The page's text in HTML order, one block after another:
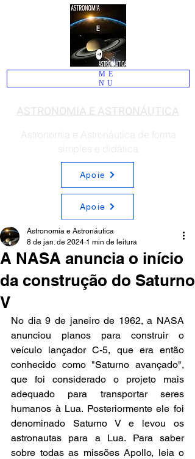
ASTRONOMIA E ASTRONÁUTICA
ME
NU
Astronomia e Astronáutica de forma
simples e didática
Apoie
Apoie
A NASA anuncia o início
da construção do Saturno
V
Astronomia e Astronáutica
8 de jan. de 2024 1 min de leitura
No dia 9 de janeiro de 1962, a NASA
anunciou planos para construir o
veículo lançador C-5, que era então
conhecido como "Saturno avançado",
que foi considerado o projeto mais
adequado para transportar seres
humanos à Lua. Posteriormente ele foi
denominado Saturno V e levou os
astronautas para a Lua. Para saber
sobre todas as missões Apollo, leia o